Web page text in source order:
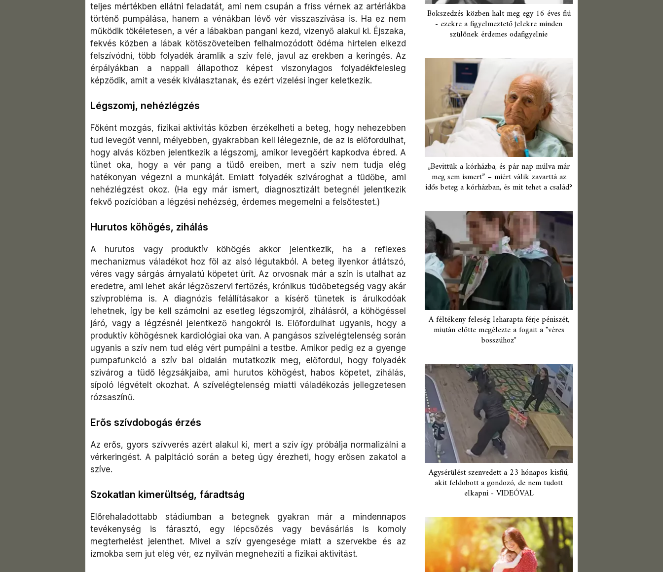
teljes mértékben ellátni feladatát, ami nem csupán a friss vérnek az artériákba
történő pumpálása, hanem a vénákban lévő vér visszaszívása is. Ha ez nem
működik tökéletesen, a vér a lábakban pangani kezd, vizenyő alakul ki. Éjszaka,
fekvés közben a lábak kötőszöveteiben felhalmozódott ödéma hirtelen elkezd
felszívódni, több folyadék áramlik a szív felé, javul az erekben a keringés. Az
érpályákban a nappali állapothoz képest viszonylagos folyadékfelesleg
képződik, amit a vesék kiválasztanak, és ezért vizelési inger keletkezik.
Légszomj, nehézlégzés
Főként mozgás, fizikai aktivitás közben érzékelheti a beteg, hogy nehezebben
tud levegőt venni, mélyebben, gyakrabban kell lélegeznie, de az is előfordulhat,
hogy alvás közben jelentkezik a légszomj, amikor levegőért kapkodva ébred. A
tünet oka, hogy a vér pang a tüdő ereiben, mert a szív nem tudja elég
hatékonyan végezni a munkáját. Emiatt folyadék szivároghat a tüdőbe, ami
nehézlégzést okoz. (Ha egy már ismert, diagnosztizált betegnél jelentkezik
fekvő pozícióban a légzési nehézség, érdemes megemelni a felsőtestet.)
Hurutos köhögés, zihálás
A hurutos vagy produktív köhögés akkor jelentkezik, ha a reflexes
mechanizmus váladékot hoz föl az alsó légutakból. A beteg ilyenkor átlátszó,
véres vagy sárgás árnyalatú köpetet ürít. Az orvosnak már a szín is utalhat az
eredetre, ami lehet akár légzőszervi fertőzés, krónikus tüdőbetegség vagy akár
szívprobléma is. A diagnózis felállításakor a kísérő tünetek is árulkodóak
lehetnek, így be kell számolni az esetleg légszomjról, zihálásról, a köhögéssel
járó, vagy a légzésnél jelentkező hangokról is. Előfordulhat ugyanis, hogy a
produktív köhögésnek kardiológiai oka van. A pangásos szívelégtelenség során
ugyanis a szív nem tud elég vért pumpálni a testbe. Amikor pedig ez a gyenge
pumpafunkció a szív bal oldalán mutatkozik meg, előfordul, hogy folyadék
szivárog a tüdő légzsákjaiba, ami hurutos köhögést, habos köpetet, zihálás,
sípoló légvételt okozhat. A szívelégtelenség miatti váladékozás jellegzetesen
rózsaszínű.
Erős szívdobogás érzés
Az erős, gyors szívverés azért alakul ki, mert a szív így próbálja normalizálni a
vérkeringést. A palpitáció során a beteg úgy érezheti, hogy erősen zakatol a
szíve.
Szokatlan kimerültség, fáradtság
Előrehaladottabb stádiumban a betegnek gyakran már a mindennapos
tevékenység is fárasztó, egy lépcsőzés vagy bevásárlás is komoly
megterhelést jelenthet. Mivel a szív gyengesége miatt a szervekbe és az
izmokba sem jut elég vér, ez nyilván megnehezíti a fizikai aktivitást.
Bokszedzés közben halt meg egy 16 éves fiú
- ezekre a figyelmeztető jelekre minden
szülőnek érdemes odafigyelnie
„Bevittük a kórházba, és pár nap múlva már
meg sem ismert” – miért válik zavarttá az
idős beteg a kórházban, és mit tehet a család?
A féltékeny feleség leharapta férje péniszét,
miután előtte megélezte a fogait a "véres
bosszúhoz"
Agysérülést szenvedett a 23 hónapos kisfiú,
akit feldobott a gondozó, de nem tudott
elkapni - VIDEÓVAL